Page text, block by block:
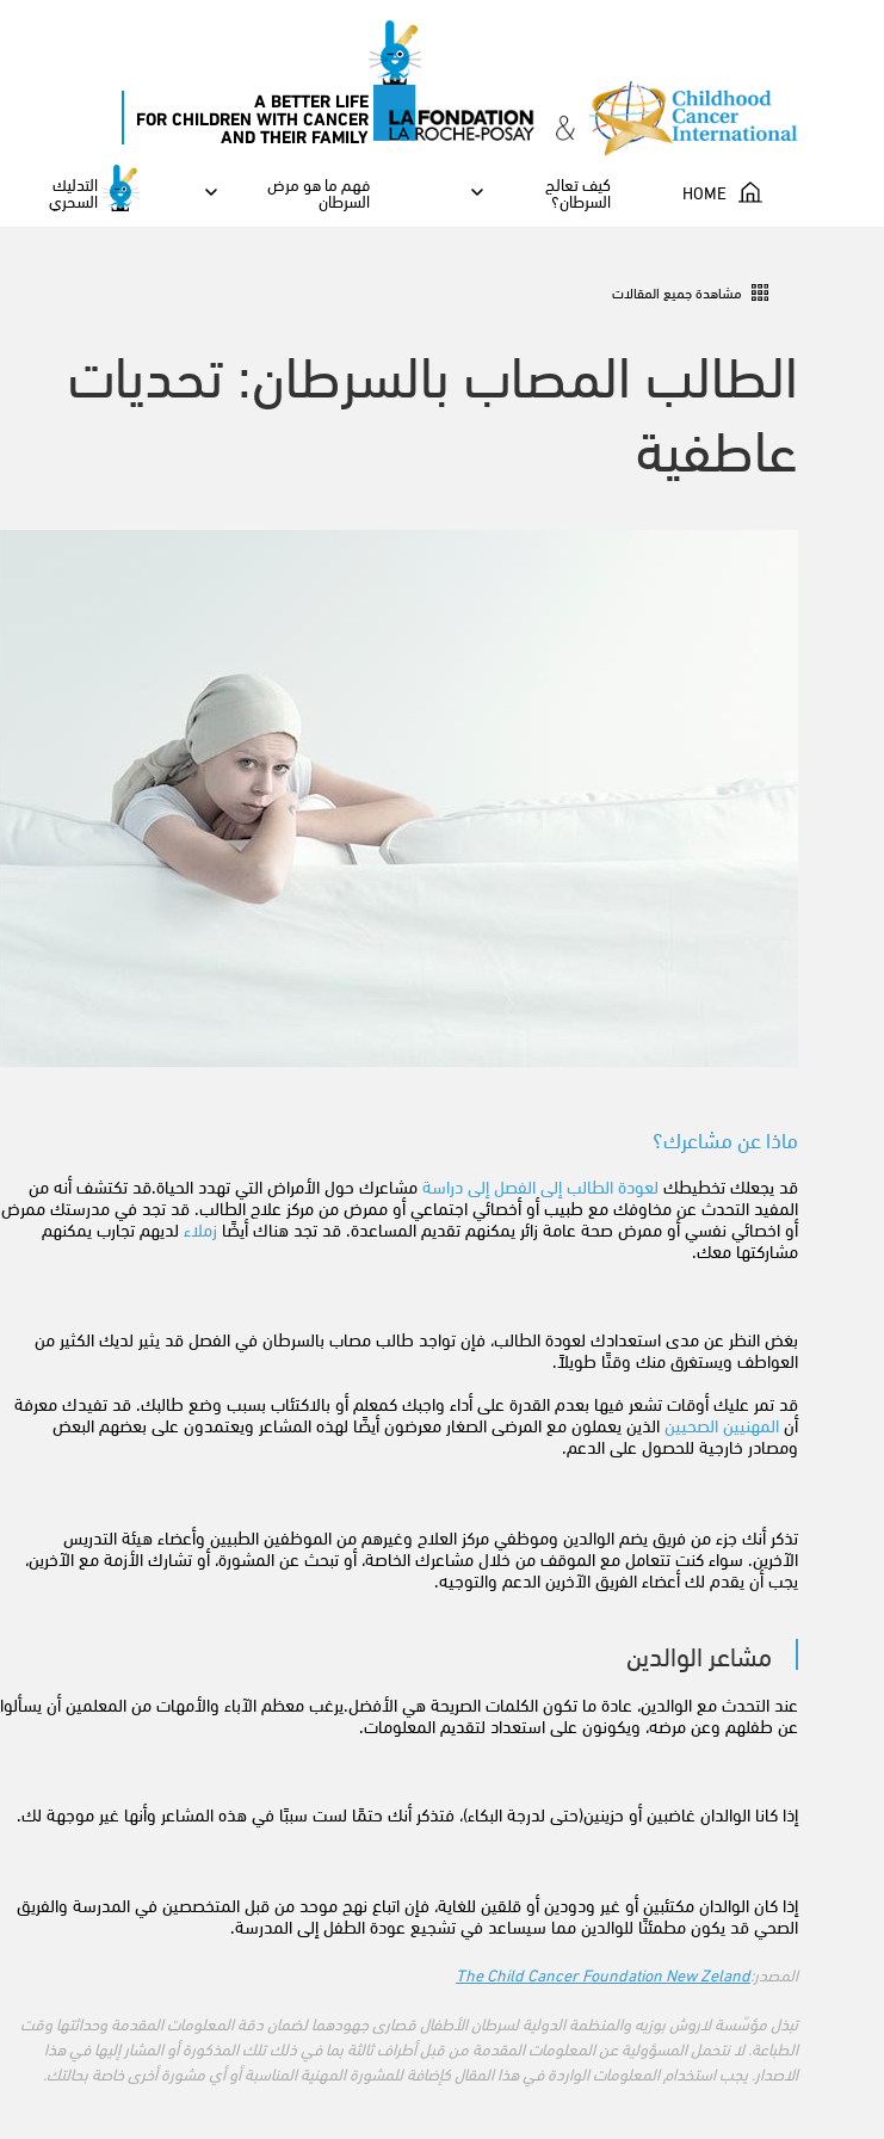
A BETTER LIFE
FOR CHILDREN WITH CANCER
AND THEIR FAMILY
HOME كيف تعالج
السرطان؟
فهم ما هو مرض
السرطان
التدليك
السحري
مشاهدة جميع المقالات
الطالب المصاب بالسرطان: تحديات
عاطفية
ماذا عن مشاعرك؟
قد يجعلك تخطيطكلعودة الطالب إلى الفصل إلى دراسةمشاعرك حول الأمراض التي تهدد الحياة.قد تكتشف أنه من
المفيد التحدث عن مخاوفك مع طبيب أو أخصائي اجتماعي أو ممرض من مركز علاج الطالب. قد تجد في مدرستك ممرض
أو اخصائي نفسي أو ممرض صحة عامة زائر يمكنهم تقديم المساعدة. قد تجد هناك أيضًا زملاءلديهم تجارب يمكنهم
مشاركتها معك.
بغض النظر عن مدى استعدادك لعودة الطالب، فإن تواجد طالب مصاب بالسرطان في الفصل قد يثير لديك الكثير من
العواطف ويستغرق منك وقتًا طويلاً.
قد تمر عليك أوقات تشعر فيها بعدم القدرة على أداء واجبك كمعلم أو بالاكتئاب بسبب وضع طالبك. قد تفيدك معرفة
أنالمهنيين الصحيينالذين يعملون مع المرضى الصغار معرضون أيضًا لهذه المشاعر ويعتمدون على بعضهم البعض
ومصادر خارجية للحصول على الدعم.
تذكر أنك جزء من فريق يضم الوالدين وموظفي مركز العلاج وغيرهم من الموظفين الطبيين وأعضاء هيئة التدريس
الآخرين. سواء كنت تتعامل مع الموقف من خلال مشاعرك الخاصة، أو تبحث عن المشورة، أو تشارك الأزمة مع الآخرين،
يجب أن يقدم لك أعضاء الفريق الآخرين الدعم والتوجيه.
مشاعر الوالدين
عند التحدث مع الوالدين، عادة ما تكون الكلمات الصريحة هي الأفضل.يرغب معظم الآباء والأمهات من المعلمين أن يسألوا
عن طفلهم وعن مرضه، ويكونون على استعداد لتقديم المعلومات.
إذا كانا الوالدان غاضبين أو حزينين(حتى لدرجة البكاء)، فتذكر أنك حتمًا لست سببًا في هذه المشاعر وأنها غير موجهة لك.
إذا كان الوالدان مكتئبين أو غير ودودين أو قلقين للغاية، فإن اتباع نهج موحد من قبل المتخصصين في المدرسة والفريق
الصحي قد يكون مطمئنًا للوالدين مما سيساعد في تشجيع عودة الطفل إلى المدرسة.
المصدر:The Child Cancer Foundation New Zeland
تبذل مؤسّسة لاروش بوزيه والمنظمة الدولية لسرطان الأطفال قصارى جهودهما لضمان دقة المعلومات المقدمة وحداثتها وقت
الطباعة. لا نتحمل المسؤولية عن المعلومات المقدمة من قبل أطراف ثالثة بما في ذلك تلك المذكورة أو المشار إليها في هذا
الاصدار. يجب استخدام المعلومات الواردة في هذا المقال كإضافة للمشورة المهنية المناسبة أو أي مشورة أخرى خاصة بحالتك.